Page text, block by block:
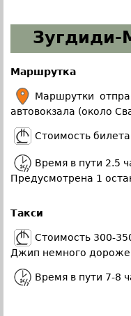
Зугдиди-
Маршрутка
Маршрутки
автовокзала (около
Стоимость
Время в пути 2.5
Предусмотрена 1
Такси
Стоимость 300-
Джип немного
Время в пути 7-8